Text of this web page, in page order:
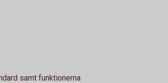
samt funktionerna